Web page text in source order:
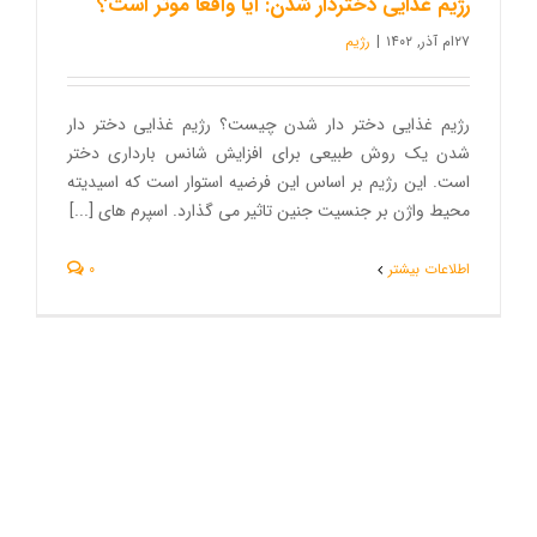
۲۷ام آذر, ۱۴۰۲ | رژیم
رژیم غذایی دختر دار شدن چیست؟ رژیم غذایی دختر دار
شدن یک روش طبیعی برای افزایش شانس بارداری دختر
است. این رژیم بر اساس این فرضیه استوار است که اسیدیته
محیط واژن بر جنسیت جنین تاثیر می گذارد. اسپرم های [...]
اطلاعات بیشتر 0